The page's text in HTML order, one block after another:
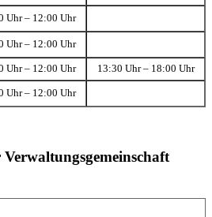
Uhr – 12:00 Uhr
Uhr – 12:00 Uhr
Uhr – 12:00 Uhr 13:30 Uhr – 18:00 Uhr
Uhr – 12:00 Uhr